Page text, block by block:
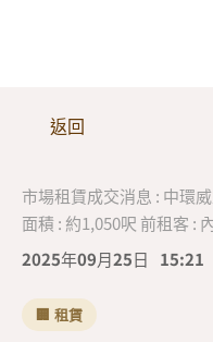
返回
市場租賃成交消息 : 中環
面積 : 約1,050呎 前租客 :
2025年09月25日
15:21
🏢 租賃